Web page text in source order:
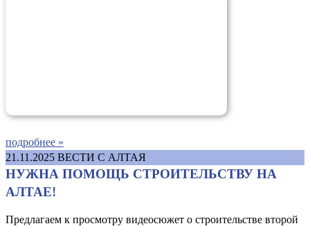
подробнее »
21.11.2025 ВЕСТИ С АЛТАЯ
НУЖНА ПОМОЩЬ СТРОИТЕЛЬСТВУ НА
АЛТАЕ!
Предлагаем к просмотру видеосюжет о строительстве второй